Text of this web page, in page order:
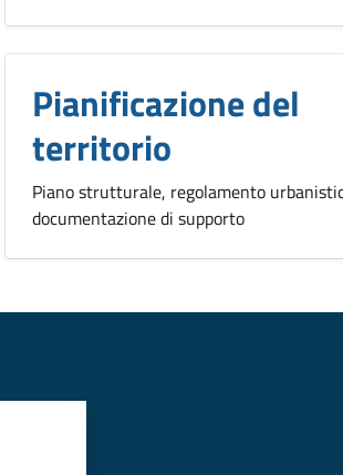
Pianificazione del
territorio
Piano strutturale, regolamento
documentazione di supporto